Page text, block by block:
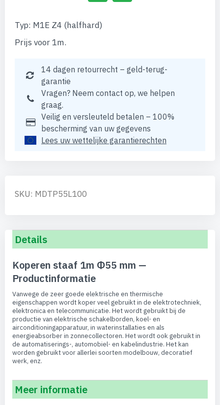
Typ: M1E Z4 (halfhard)
Prijs voor 1m.
14 dagen retourrecht – geld-terug-
garantie
Vragen? Neem contact op, we helpen
graag.
Veilig en versleuteld betalen – 100%
bescherming van uw gegevens
Lees uw wettelijke garantierechten
SKU: MDTP55L100
Details
Koperen staaf 1m Φ55 mm —
Productinformatie
Vanwege de zeer goede elektrische en thermische
eigenschappen wordt koper veel gebruikt in de elektrotechniek,
elektronica en telecommunicatie. Het wordt gebruikt bij de
productie van elektrische schakelborden, koel- en
airconditioningapparatuur, in waterinstallaties en als
energieabsorber in zonnecollectoren. Het wordt ook gebruikt in
de automatiserings-, automobiel- en kabelindustrie. Het kan
worden gebruikt voor allerlei soorten modelbouw, decoratief
werk, enz.
Meer informatie